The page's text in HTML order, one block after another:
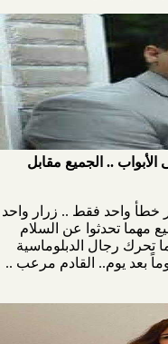
.. الجميع مقابل
خطأ واحد فقط .. زرار واحد
مهما تحدثوا عن السلام
تحرك رجال الدبلوماسية
بعد يوم.. القادم مرعب ..